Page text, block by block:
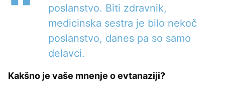
poslanstvo. Biti zdravnik,
medicinska sestra je bilo nekoč
poslanstvo, danes pa so samo
delavci.
Kakšno je vaše mnenje o evtanaziji?